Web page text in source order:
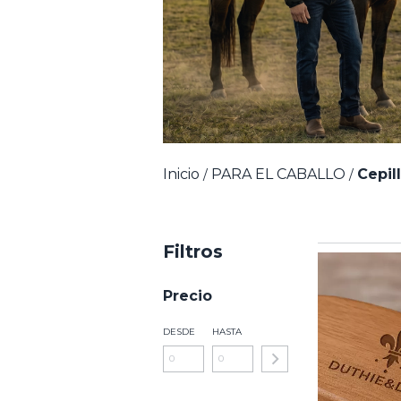
Inicio / PARA EL CABALLO /
Filtros
Precio
DESDE HASTA